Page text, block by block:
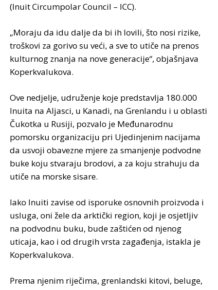
(Inuit Circumpolar Council – ICC).
„Moraju da idu dalje da bi ih lovili, što nosi rizike,
troškovi za gorivo su veći, a sve to utiče na prenos
kulturnog znanja na nove generacije“, objašnjava
Koperkvalukova.
Ove nedjelje, udruženje koje predstavlja 180.000
Inuita na Aljasci, u Kanadi, na Grenlandu i u oblasti
Čukotka u Rusiji, pozvalo je Međunarodnu
pomorsku organizaciju pri Ujedinjenim nacijama
da usvoji obavezne mjere za smanjenje podvodne
buke koju stvaraju brodovi, a za koju strahuju da
utiče na morske sisare.
Iako Inuiti zavise od isporuke osnovnih proizvoda i
usluga, oni žele da arktički region, koji je osjetljiv
na podvodnu buku, bude zaštićen od njenog
uticaja, kao i od drugih vrsta zagađenja, istakla je
Koperkvalukova.
Prema njenim riječima, grenlandski kitovi, beluge,